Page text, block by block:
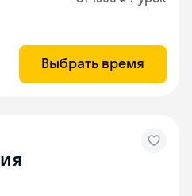
Выбрать время